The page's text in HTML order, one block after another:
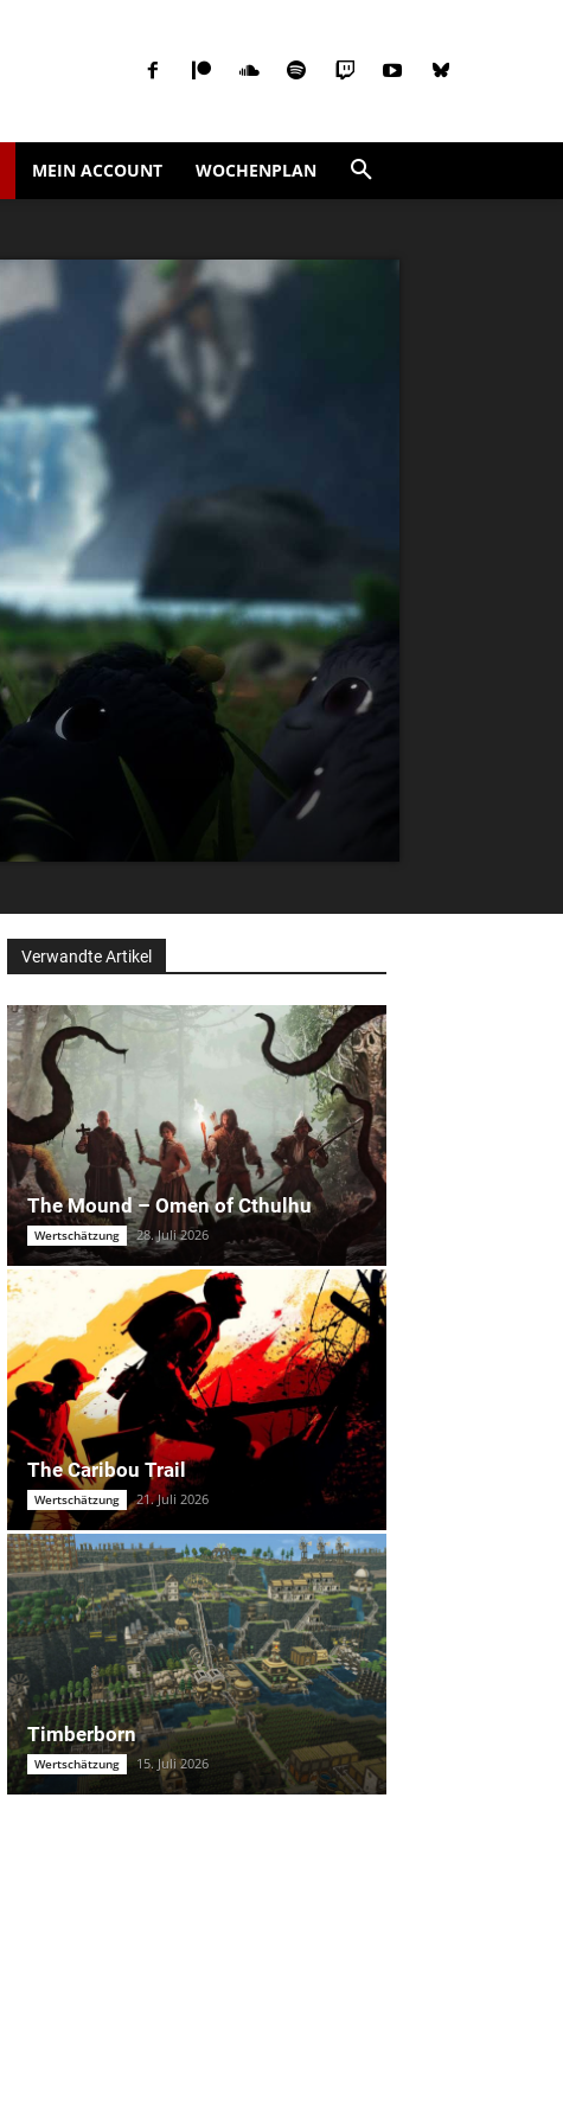
MEIN ACCOUNT WOCHENPLAN
Verwandte Artikel
The Mound – Omen of Cthulhu
Wertschätzung 28. Juli 2026
The Caribou Trail
Wertschätzung 21. Juli 2026
Timberborn
Wertschätzung 15. Juli 2026